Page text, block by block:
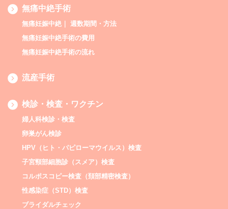
無痛中絶手術
無痛妊娠中絶｜ 週数期間・方法
無痛妊娠中絶手術の費用
無痛妊娠中絶手術の流れ
流産手術
検診・検査・ワクチン
婦人科検診・検査
卵巣がん検診
HPV（ヒト・パピローマウイルス）検査
子宮頸部細胞診（スメア）検査
コルポスコピー検査（頚部精密検査）
性感染症（STD）検査
ブライダルチェック